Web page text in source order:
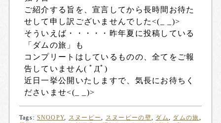
ご紹介する旨を、宣言してから長時間お待た
せして申し訳ございませんでした<(_ _)>
そういえば・・・・・昨年夏に投稿している
「ダムの旅」も
コンプリートはしているものの、全てをご報
告していません( ﾟДﾟ)
近日一挙公開いたしますで、気長にお待ちく
ださいませ<(_ _)>
Tags: SNOOPY, スヌーピー, スヌーピーの壁, ダム, ダムの旅 ,